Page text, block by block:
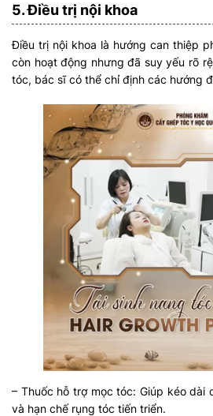
5. Điều trị nội khoa
Điều trị nội khoa là hướng can thiệp
còn hoạt động nhưng đã suy yếu rõ
tóc, bác sĩ có thể chỉ định các hướng
– Thuốc hỗ trợ mọc tóc: Giúp kéo dài
và hạn chế rụng tóc tiến triển.